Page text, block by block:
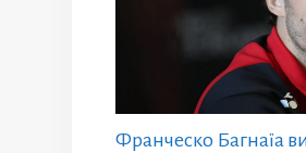
Франческо Багнаїа